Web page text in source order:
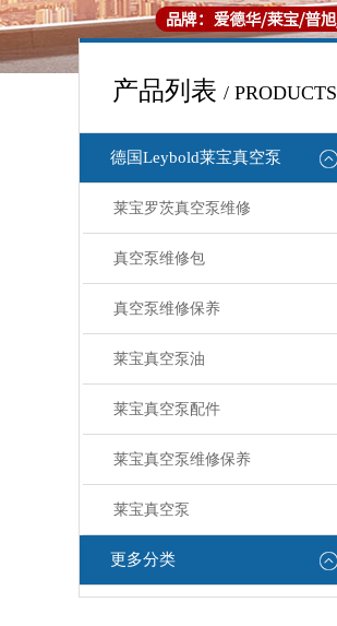
产品列表 / PRODUCTS
德国Leybold莱宝真空泵
莱宝罗茨真空泵维修
真空泵维修包
真空泵维修保养
莱宝真空泵油
莱宝真空泵配件
莱宝真空泵维修保养
莱宝真空泵
更多分类